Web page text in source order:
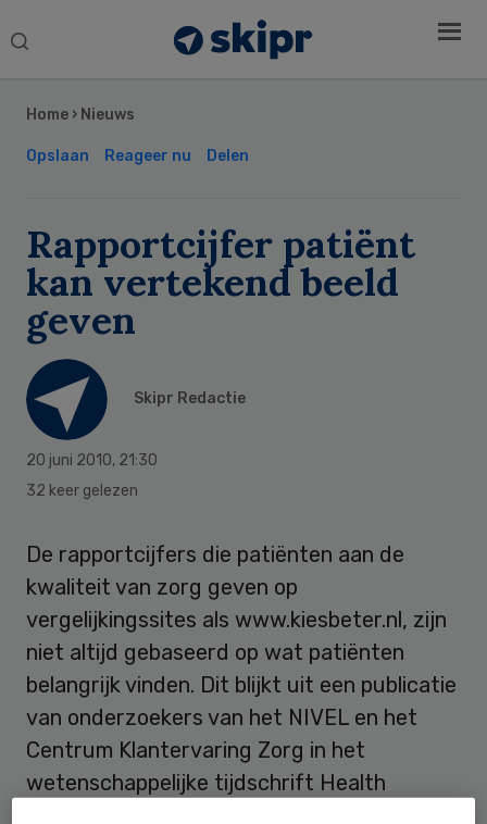
Search
Home › Nieuws
Opslaan Reageer nu Delen
Rapportcijfer patiënt
kan vertekend beeld
geven
Skipr Redactie
20 juni 2010, 21:30
32 keer gelezen
De rapportcijfers die patiënten aan de
kwaliteit van zorg geven op
vergelijkingssites als www.kiesbeter.nl, zijn
niet altijd gebaseerd op wat patiënten
belangrijk vinden. Dit blijkt uit een publicatie
van onderzoekers van het NIVEL en het
Centrum Klantervaring Zorg in het
wetenschappelijke tijdschrift Health
Sidebar